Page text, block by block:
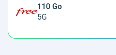
110 Go
5G